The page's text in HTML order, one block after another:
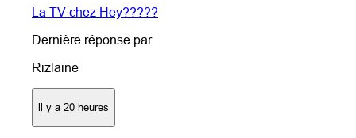
La TV chez Hey?????
Dernière réponse par
Rizlaine
il y a 20 heures